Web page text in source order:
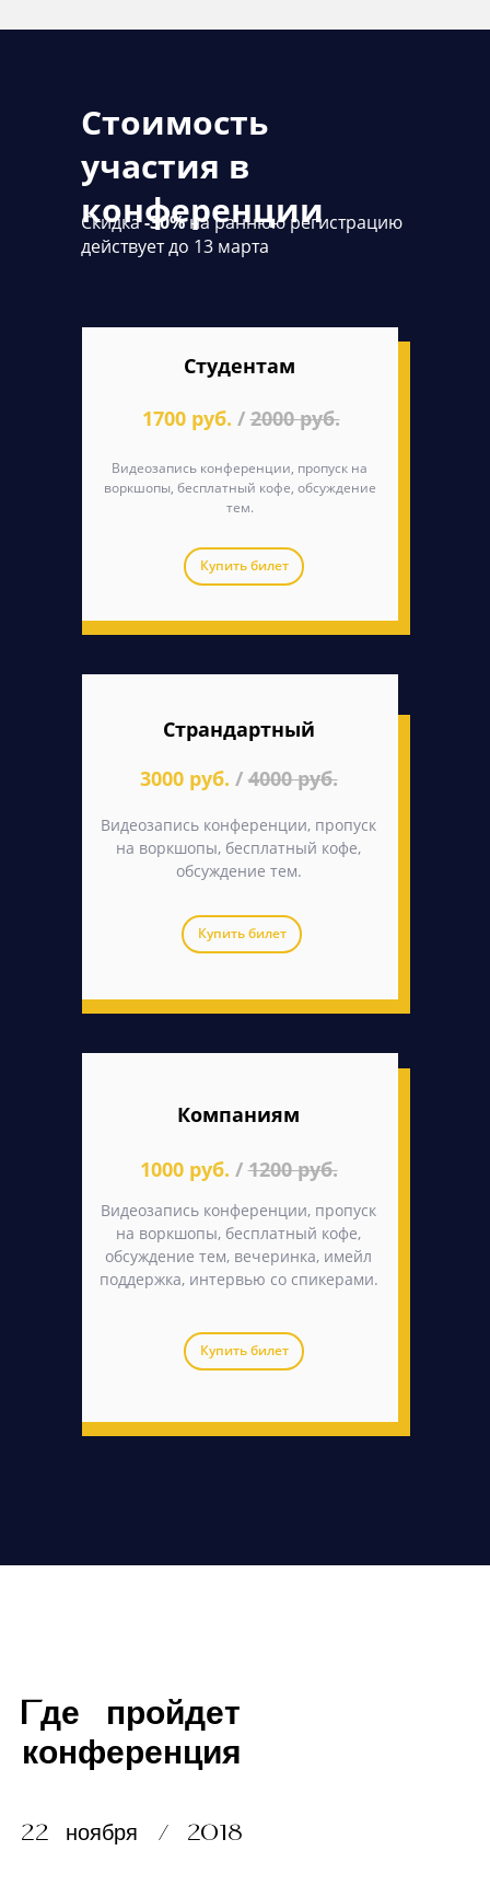
Стоимость
участия в
конференции
Скидка-30%на раннюю регистрацию
действует до 13 марта
Студентам
Видеозапись конференции, пропуск на
воркшопы, бесплатный кофе, обсуждение
тем.
1700 руб. /2000 руб.
Купить билет
Страндартный
3000 руб. /4000 руб.
Видеозапись конференции, пропуск
на воркшопы, бесплатный кофе,
обсуждение тем.
Компаниям
1000 руб. /1200 руб.
Видеозапись конференции, пропуск
на воркшопы, бесплатный кофе,
обсуждение тем, вечеринка, имейл
поддержка, интервью со спикерами.
Купить билет
Купить билет
Где пройдет
конференция
22 ноября / 2018